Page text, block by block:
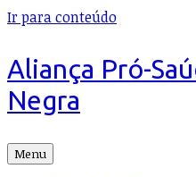
Ir para conteúdo
Aliança Pró-
Negra
Menu